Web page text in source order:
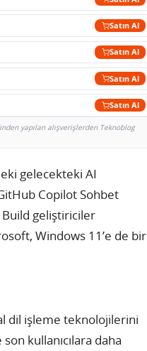
Satın Al
Satın Al
Satın Al
Satın Al
yapılan alışverişlerden Teknoblog
gelecekteki AI
Copilot Sohbet
Build geliştiriciler
Windows 11’e de bir
dil işleme teknolojilerini
kullanıcılara daha